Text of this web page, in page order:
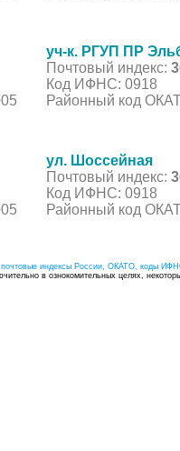
уч-к. РГУП ПР
Почтовый индекс:
Код ИФНС: 0918
Районный код
ул. Шоссейная
Почтовый индекс:
Код ИФНС: 0918
Районный код
почтовые индексы России, ОКАТО, коды
в ознокомительных целях,